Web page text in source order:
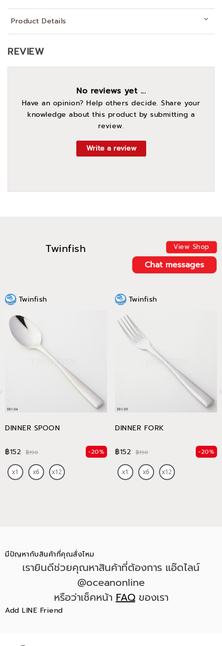
Product Details
Twinfish View Shop
Chat messages
Twinfish
DINNER SPOON
฿152 ฿190 -20%
Twinfish
DINNER FORK
฿152 ฿190 -20%
REVIEW
No reviews yet ...
Have an opinion? Help others decide. Share your
knowledge about this product by submitting a
review.
Write a review
มีปัญหากับสินค้าที่คุณสั่งไหม
เรายินดีช่วยคุณหาสินค้าที่ต้องการ แอ๊ดไลน์
@oceanonline
หรือว่าเช็คหน้าFAQของเรา
Add LINE Friend